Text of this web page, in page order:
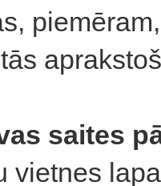
saites
vietnes